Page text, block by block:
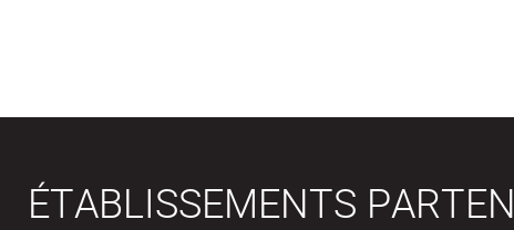
ÉTABLISSEMENTS